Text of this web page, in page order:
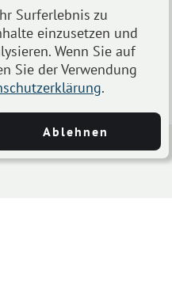
Surferlebnis zu
einzusetzen und
Wenn Sie auf
Sie der Verwendung
.
Ablehnen
bisNov 23, 2024
Riemergasse 11, 1010